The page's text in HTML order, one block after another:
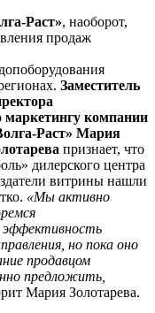
Раст», наоборот,
продаж
Заместитель
маркетингу компании
Раст» Мария
признает, что
дилерского центра
витрины нашли
«Мы активно
эффективность
но пока оно
продавцом
предложить,
Мария Золотарева.